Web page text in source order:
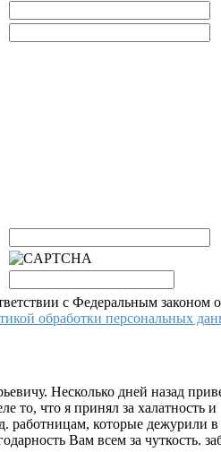
с Федеральным
обработки персональных
Несколько дней назад
что я принял за халатность и
которые дежурили
Вам всем за чуткость.